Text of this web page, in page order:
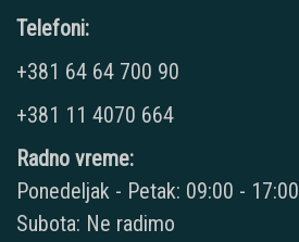
Telefoni:
+381 64 64 700 90
+381 11 4070 664
Radno vreme:
Ponedeljak - Petak: 09:00 - 17:00
Subota: Ne radimo